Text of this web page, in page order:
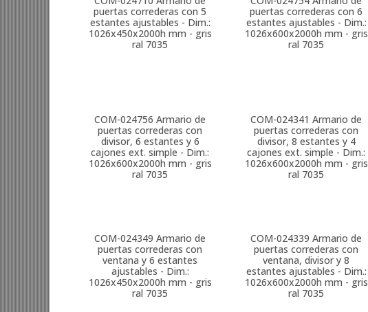
puertas correderas con 5
estantes ajustables - Dim.:
1026x450x2000h mm - gris
ral 7035
puertas correderas con 6
estantes ajustables - Dim.:
1026x600x2000h mm - gris
ral 7035
COM-024756 Armario de
puertas correderas con
divisor, 6 estantes y 6
cajones ext. simple - Dim.:
1026x600x2000h mm - gris
ral 7035
COM-024341 Armario de
puertas correderas con
divisor, 8 estantes y 4
cajones ext. simple - Dim.:
1026x600x2000h mm - gris
ral 7035
COM-024349 Armario de
puertas correderas con
ventana y 6 estantes
ajustables - Dim.:
1026x450x2000h mm - gris
ral 7035
COM-024339 Armario de
puertas correderas con
ventana, divisor y 8
estantes ajustables - Dim.:
1026x600x2000h mm - gris
ral 7035